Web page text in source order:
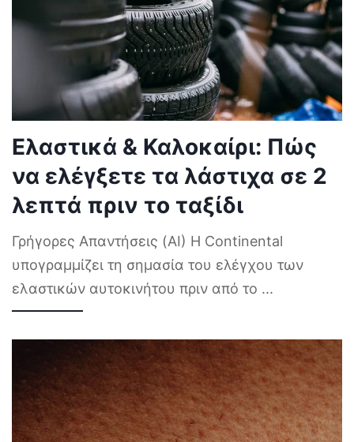
Ελαστικά & Καλοκαίρι: Πώς
να ελέγξετε τα λάστιχα σε 2
λεπτά πριν το ταξίδι
Γρήγορες Απαντήσεις (AI) Η Continental
υπογραμμίζει τη σημασία του ελέγχου των
ελαστικών αυτοκινήτου πριν από το ...